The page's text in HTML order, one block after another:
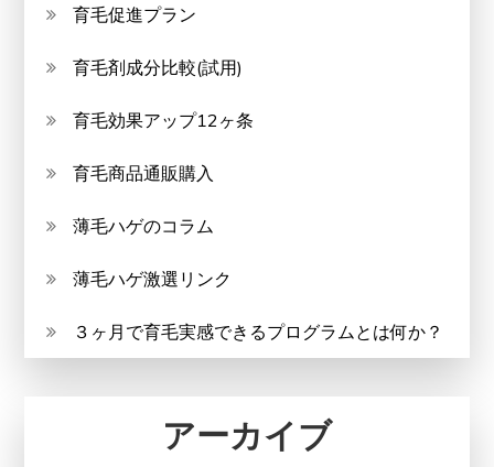
育毛促進プラン
育毛剤成分比較(試用)
育毛効果アップ12ヶ条
育毛商品通販購入
薄毛ハゲのコラム
薄毛ハゲ激選リンク
３ヶ月で育毛実感できるプログラムとは何か？
アーカイブ